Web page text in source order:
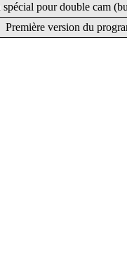
spécial pour double cam
Première version du